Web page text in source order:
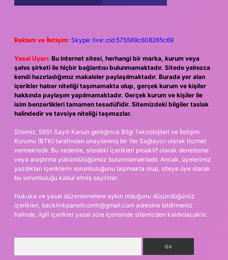
Reklam ve İletişim: Skype: live:.cid.575569c608265c69
Yasal Uyarı: Bu internet sitesi, herhangi bir marka, kurum veya
şahıs şirketi ile hiçbir bağlantısı bulunmamaktadır. Sitede yalnızca
kendi hazırladığımız makaleler paylaşılmaktadır. Burada yer alan
içerikler haber niteliği taşımamakta olup, gerçek kurum ve kişiler
hakkında paylaşım yapılmamaktadır. Gerçek kurum ve kişiler ile
isim benzerlikleri tamamen tesadüfidir. Sitemizdeki bilgiler taslak
halindedir ve tavsiye niteliği taşımazlar.
Sitemiz, 5651 Sayılı Kanun gereğince Bilgi Teknolojileri ve İletişim
Kurumu (BTK) tarafından onaylanmış bir Yer Sağlayıcı olarak hizmet
vermektedir. Bu nedenle, sitedeki içerikleri proaktif olarak denetleme
veya araştırma yükümlülüğümüz bulunmamaktadır. Ancak, üyelerimiz
yazdıkları içeriklerin sorumluluğunu taşımakta olup, siteye üye olarak
bu sorumluluğu kabul etmiş sayılırlar.
Hukuka ve yasal düzenlemelere aykırı olduğunu düşündüğünüz
içerikleri, backlinkpanelicomtr@gmail.com adresine bildirmeniz
halinde, ilgili içerikler yasal süre içerisinde sitemizden kaldırılacaktır.